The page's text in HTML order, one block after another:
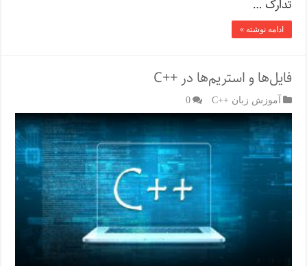
تدارک …
ادامه نوشته »
فایل‌ها و استریم‌ها در ++C
آموزش زبان ++C 0